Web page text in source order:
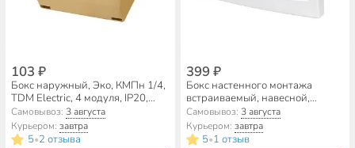
103 ₽
Бокс наружный, Эко, КМПн 1/4,
TDM Electric, 4 модуля, IP20,
сосна, SQ0907-0502
Самовывоз: 3 августа
Курьером:завтра
5•2 отзыва
399 ₽
Бокс настенного монтажа
встраиваемый, навесной,
КНС-4Д, пластик, БелТИЗ, 4
модуля, IP20, УТ000002713
Самовывоз: 3 августа
Курьером: завтра
5•1 отзыв